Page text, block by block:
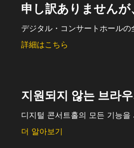
申し訳ありません
デジタル・コンサートホール
詳細はこちら
지원되지 않는 브라
디지털 콘서트홀의 모든 기능
더 알아보기